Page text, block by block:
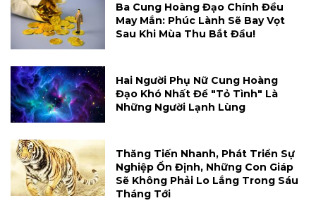
Ba Cung Hoàng Đạo Chính Đều
May Mắn: Phúc Lành Sẽ Bay Vọt
Sau Khi Mùa Thu Bắt Đầu!
Hai Người Phụ Nữ Cung Hoàng
Đạo Khó Nhất Để "tỏ Tình" Là
Những Người Lạnh Lùng
Thăng Tiến Nhanh, Phát Triển Sự
Nghiệp Ổn Định, Những Con Giáp
Sẽ Không Phải Lo Lắng Trong Sáu
Tháng Tới